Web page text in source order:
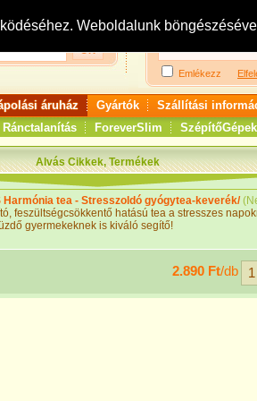
WeboldalunkBejelentkezés:
Emlékezz
áruház Gyártók Szállítási
Ránctalanítás ForeverSlim SzépítőGépek
Alvás Cikkek, Termékek
Harmónia tea - Stresszoldó gyógytea-keverék/ (
feszültségcsökkentő hatású tea a stresszes
gyermekeknek is kiváló segítő!
2.890 Ft/db